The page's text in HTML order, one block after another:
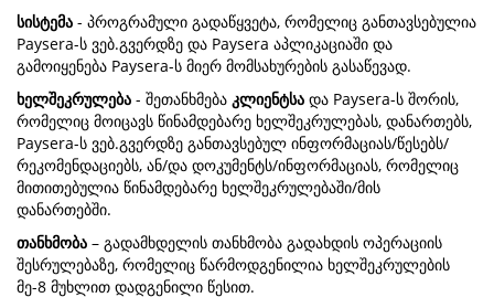
სისტემა - პროგრამული გადაწყვეტა, რომელიც განთავსებულია
Paysera-ს ვებ.გვერდზე და Paysera აპლიკაციაში და
გამოიყენება Paysera-ს მიერ მომსახურების გასაწევად.
ხელშეკრულება - შეთანხმება კლიენტსა და Paysera-ს შორის,
რომელიც მოიცავს წინამდებარე ხელშეკრულებას, დანართებს,
Paysera-ს ვებ.გვერდზე განთავსებულ ინფორმაციას/წესებს/
რეკომენდაციებს, ან/და დოკუმენტს/ინფორმაციას, რომელიც
მითითებულია წინამდებარე ხელშეკრულებაში/მის
დანართებში.
თანხმობა – გადამხდელის თანხმობა გადახდის ოპერაციის
შესრულებაზე, რომელიც წარმოდგენილია ხელშეკრულების
მე-8 მუხლით დადგენილი წესით.